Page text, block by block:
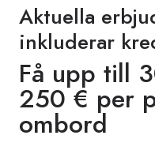
Aktuella
inkluderar
Få upp till
250 € per
ombord